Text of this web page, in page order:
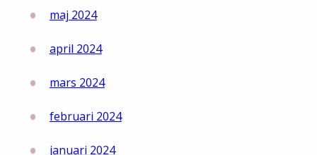
maj 2024
april 2024
mars 2024
februari 2024
januari 2024